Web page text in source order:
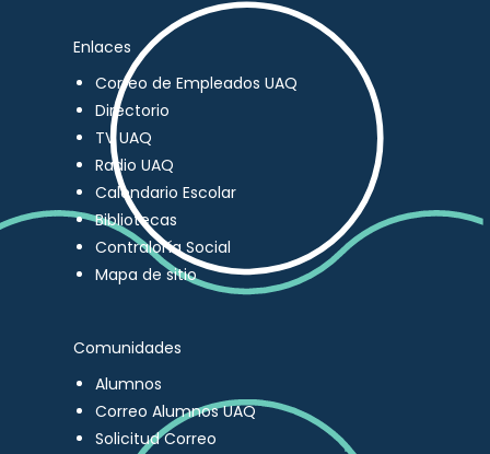
Enlaces
Correo de Empleados UAQ
Directorio
TV UAQ
Radio UAQ
Calendario Escolar
Bibliotecas
Contraloría Social
Mapa de sitio
Comunidades
Alumnos
Correo Alumnos UAQ
Solicitud Correo